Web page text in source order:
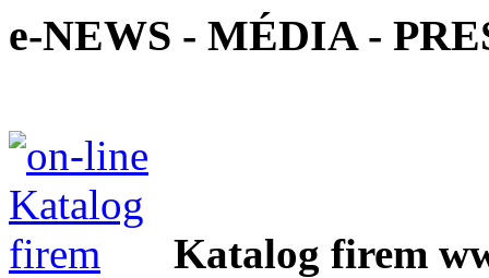
e-NEWS - MÉDIA -
Katalog firem